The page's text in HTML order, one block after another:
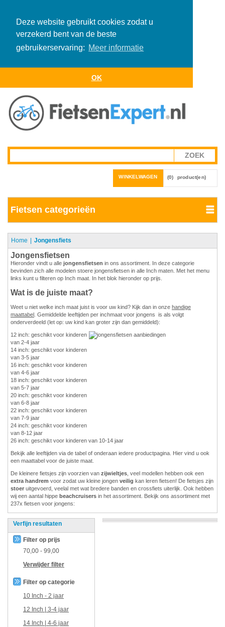
Deze website gebruikt cookies zodat u
verzekerd bent van de beste
gebruikerservaring: Meer informatie
OK
WINKELWAGEN (0) product(en)
Fietsen categorieën
Home Jongensfiets
Jongensfietsen
Hieronder vindt u alle jongensfietsen in ons assortiment. In deze categorie
bevinden zich alle modelen stoere jongensfietsen in alle Inch maten. Met het menu
links kunt u filteren op Inch maat. In het blok hieronder op prijs.
Wat is de juiste maat?
Weet u niet welke inch maat juist is voor uw kind? Kijk dan in onze handige
maattabel . Gemiddelde leeftijden per inchmaat voor jongens is als volgt
onderverdeeld (let op: uw kind kan groter zijn dan gemiddeld):
12 inch: geschikt voor kinderen
van 2-4 jaar
14 inch: geschikt voor kinderen
van 3-5 jaar
16 inch: geschikt voor kinderen
van 4-6 jaar
18 inch: geschikt voor kinderen
van 5-7 jaar
20 inch: geschikt voor kinderen
van 6-8 jaar
22 inch: geschikt voor kinderen
van 7-9 jaar
24 inch: geschikt voor kinderen
van 8-12 jaar
26 inch: geschikt voor kinderen van 10-14 jaar
Bekijk alle leeftijden via de tabel of onderaan iedere productpagina. Hier vind u ook
een maattabel voor de juiste maat.
De kleinere fietsjes zijn voorzien van zijwieltjes , veel modellen hebben ook een
extra handrem voor zodat uw kleine jongen veilig kan leren fietsen! De fietsjes zijn
stoer uitgevoerd, veelal met wat bredere banden en crossfiets uiterlijk. Ook hebben
wij een aantal hippe beachcruisers in het assortiment. Bekijk ons assortiment met
237x fietsen voor jongens:
Verfijn resultaten
Filter op prijs
70,00 - 99,00
Verwijder filter
Filter op categorie
10 Inch - 2 jaar
12 Inch | 3-4 jaar
14 Inch | 4-6 jaar